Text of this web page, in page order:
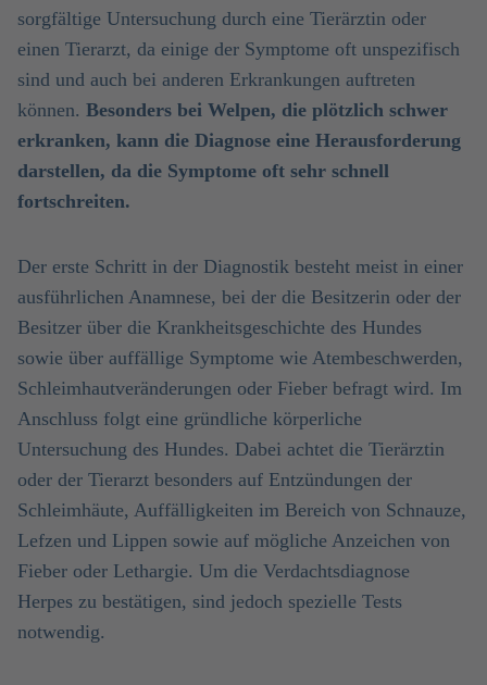
sorgfältige Untersuchung durch eine Tierärztin oder
einen Tierarzt, da einige der Symptome oft unspezifisch
sind und auch bei anderen Erkrankungen auftreten
können. Besonders bei Welpen, die plötzlich schwer
erkranken, kann die Diagnose eine Herausforderung
darstellen, da die Symptome oft sehr schnell
fortschreiten.
Der erste Schritt in der Diagnostik besteht meist in einer
ausführlichen Anamnese, bei der die Besitzerin oder der
Besitzer über die Krankheitsgeschichte des Hundes
sowie über auffällige Symptome wie Atembeschwerden,
Schleimhautveränderungen oder Fieber befragt wird. Im
Anschluss folgt eine gründliche körperliche
Untersuchung des Hundes. Dabei achtet die Tierärztin
oder der Tierarzt besonders auf Entzündungen der
Schleimhäute, Auffälligkeiten im Bereich von Schnauze,
Lefzen und Lippen sowie auf mögliche Anzeichen von
Fieber oder Lethargie. Um die Verdachtsdiagnose
Herpes zu bestätigen, sind jedoch spezielle Tests
notwendig.